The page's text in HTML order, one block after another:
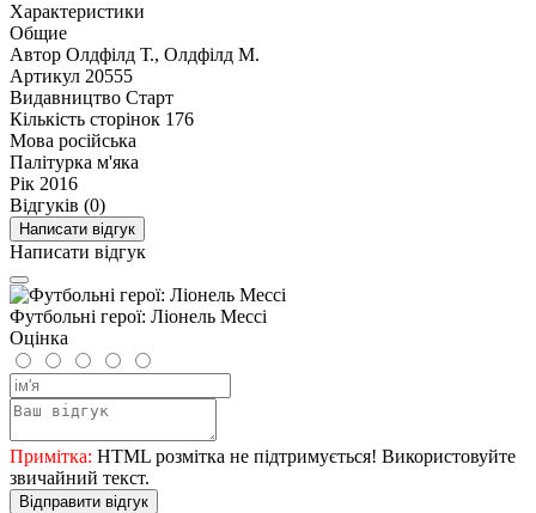
Характеристики
Общие
Автор Олдфілд Т., Олдфілд М.
Артикул 20555
Видавництво Старт
Кількість сторінок 176
Мова російська
Палітурка м'яка
Рік 2016
Відгуків (0)
Написати відгук
Написати відгук
Футбольні герої: Ліонель Мессі
Оцінка
Примітка: HTML розмітка не підтримується! Використовуйте
звичайний текст.
Відправити відгук